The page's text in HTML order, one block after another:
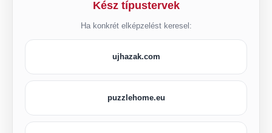
Kész típustervek
Ha konkrét elképzelést keresel:
ujhazak.com
puzzlehome.eu